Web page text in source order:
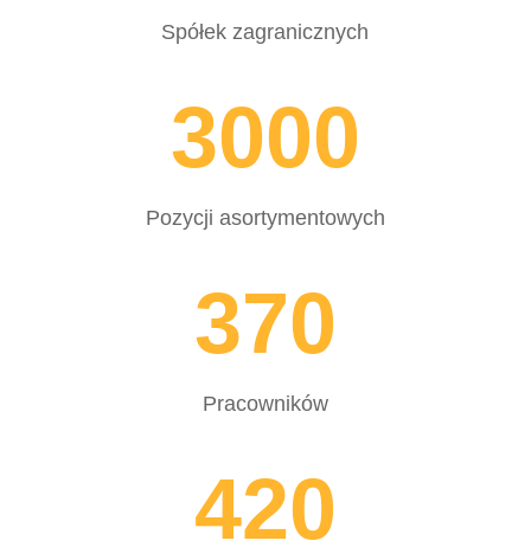
Spółek zagranicznych
3000
Pozycji asortymentowych
370
Pracowników
420